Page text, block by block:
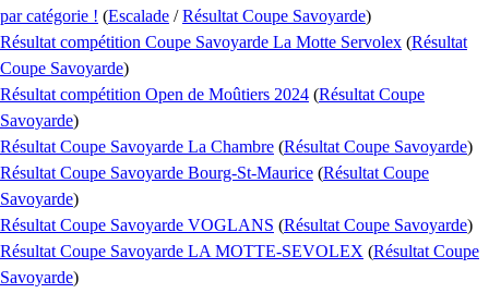
par catégorie ! (Escalade /Résultat Coupe Savoyarde)
Résultat compétition Coupe Savoyarde La Motte Servolex (Résultat
Coupe Savoyarde)
Résultat compétition Open de Moûtiers 2024 (Résultat Coupe
Savoyarde)
Résultat Coupe Savoyarde La Chambre (Résultat Coupe Savoyarde)
Résultat Coupe Savoyarde Bourg-St-Maurice (Résultat Coupe
Savoyarde)
Résultat Coupe Savoyarde VOGLANS (Résultat Coupe Savoyarde)
Résultat Coupe Savoyarde LA MOTTE-SEVOLEX (Résultat Coupe
Savoyarde)